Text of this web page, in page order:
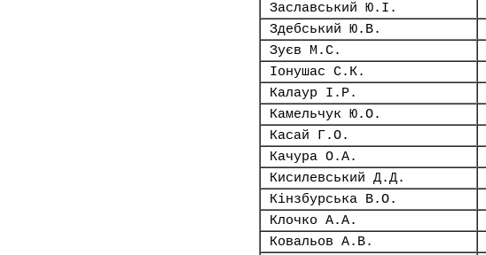
Заславський Ю.І.
Здебський Ю.В.
Зуєв М.С.
Іонушас С.К.
Калаур І.Р.
Камельчук Ю.О.
Касай Г.О.
Качура О.А.
Кисилевський Д.Д.
Кінзбурська В.О.
Клочко А.А.
Ковальов А.В.